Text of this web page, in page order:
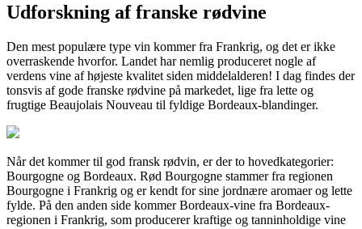
Udforskning af franske rødvine
Den mest populære type vin kommer fra Frankrig, og det er ikke
overraskende hvorfor. Landet har nemlig produceret nogle af
verdens vine af højeste kvalitet siden middelalderen! I dag findes der
tonsvis af gode franske rødvine på markedet, lige fra lette og
frugtige Beaujolais Nouveau til fyldige Bordeaux-blandinger.
Når det kommer til god fransk rødvin, er der to hovedkategorier:
Bourgogne og Bordeaux. Rød Bourgogne stammer fra regionen
Bourgogne i Frankrig og er kendt for sine jordnære aromaer og lette
fylde. På den anden side kommer Bordeaux-vine fra Bordeaux-
regionen i Frankrig, som producerer kraftige og tanninholdige vine